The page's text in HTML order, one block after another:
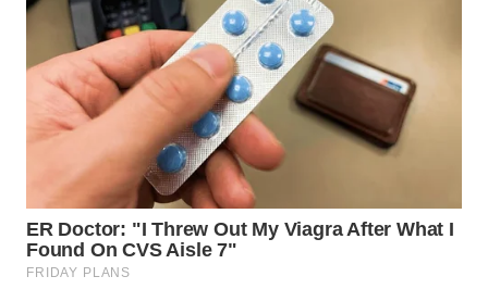
WN
MALUT
WN
WN
DANAU
TOBA